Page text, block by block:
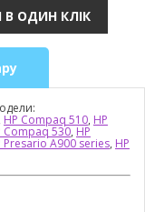
HP Compaq 510, HP
Compaq 530, HP
Presario A900 series, HP